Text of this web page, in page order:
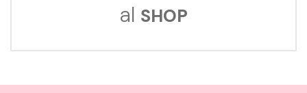
al SHOP